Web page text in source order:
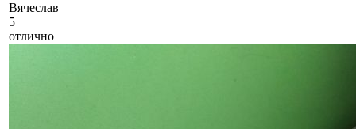
Вячеслав
5
отлично